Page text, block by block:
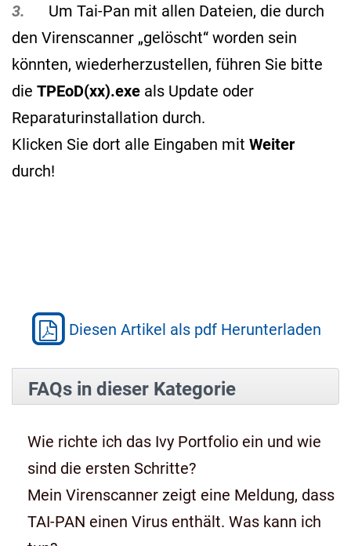
3. Um Tai-Pan mit allen Dateien, die durch
den Virenscanner „gelöscht“ worden sein
könnten, wiederherzustellen, führen Sie bitte
die TPEoD(xx).exe als Update oder
Reparaturinstallation durch.
Klicken Sie dort alle Eingaben mit Weiter
durch!
Diesen Artikel als pdf Herunterladen
FAQs in dieser Kategorie
Wie richte ich das Ivy Portfolio ein und wie
sind die ersten Schritte?
Mein Virenscanner zeigt eine Meldung, dass
TAI-PAN einen Virus enthält. Was kann ich